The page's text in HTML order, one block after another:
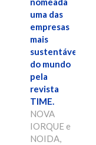
uma das
empresas
mais
sustentáveis
do mundo
pela
revista
TIME.
NOVA
IORQUE e
NOIDA,